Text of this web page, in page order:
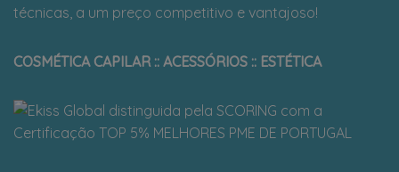
técnicas, a um preço competitivo e vantajoso!
COSMÉTICA CAPILAR :: ACESSÓRIOS :: ESTÉTICA